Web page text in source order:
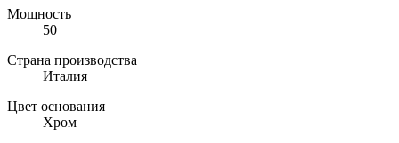
Мощность
50
Страна производства
Италия
Цвет основания
Хром